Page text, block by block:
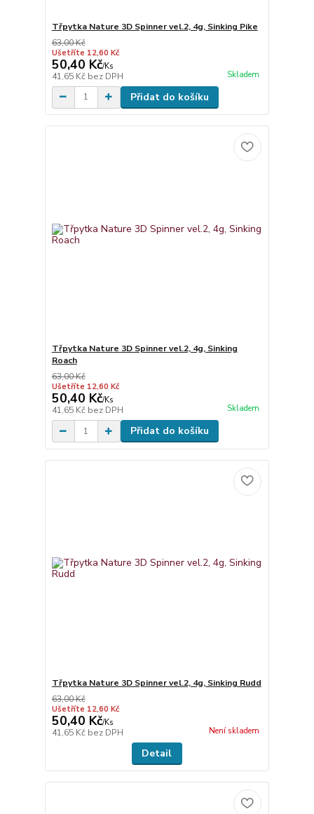
Třpytka Nature 3D Spinner vel.2, 4g, Sinking Pike
63,00 Kč
Ušetříte 12,60 Kč
50,40 Kč/Ks
41,65 Kč bez DPH Skladem
Přidat do košíku
Třpytka Nature 3D Spinner vel.2, 4g, Sinking
Roach
63,00 Kč
Ušetříte 12,60 Kč
50,40 Kč/Ks
41,65 Kč bez DPH Skladem
Přidat do košíku
Třpytka Nature 3D Spinner vel.2, 4g, Sinking Rudd
63,00 Kč
Ušetříte 12,60 Kč
50,40 Kč/Ks
41,65 Kč bez DPH Není skladem
Detail